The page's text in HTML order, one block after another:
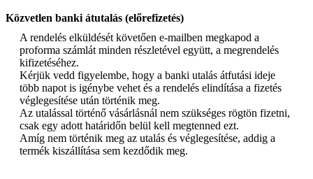
Közvetlen banki átutalás (előrefizetés)
A rendelés elküldését követően e-mailben megkapod a
proforma számlát minden részletével együtt, a megrendelés
kifizetéséhez.
Kérjük vedd figyelembe, hogy a banki utalás átfutási ideje
több napot is igénybe vehet és a rendelés elindítása a fizetés
véglegesítése után történik meg.
Az utalással történő vásárlásnál nem szükséges rögtön fizetni,
csak egy adott határidőn belül kell megtenned ezt.
Amíg nem történik meg az utalás és véglegesítése, addig a
termék kiszállítása sem kezdődik meg.